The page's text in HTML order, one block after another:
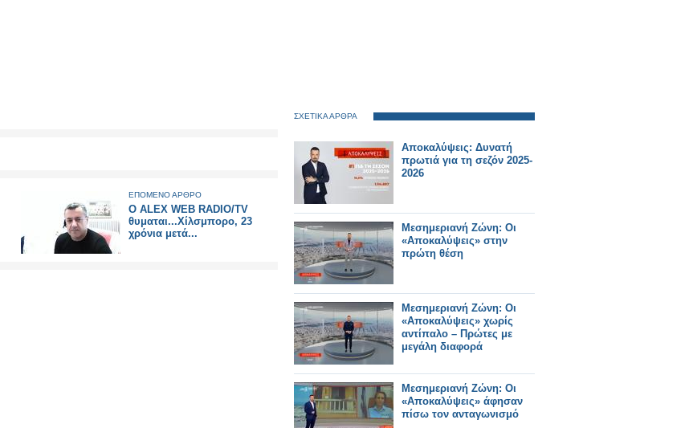
ΕΠΟΜΕΝΟ ΑΡΘΡΟ
O ALEX WEB RADIO/TV
θυμαται...Χίλσμπορο, 23
χρόνια μετά...
ΣΧΕΤΙΚΑ ΑΡΘΡΑ
Αποκαλύψεις: Δυνατή
πρωτιά για τη σεζόν 2025-
2026
Μεσημεριανή Ζώνη: Οι
«Αποκαλύψεις» στην
πρώτη θέση
Μεσημεριανή Ζώνη: Οι
«Αποκαλύψεις» χωρίς
αντίπαλο – Πρώτες με
μεγάλη διαφορά
Μεσημεριανή Ζώνη: Οι
«Αποκαλύψεις» άφησαν
πίσω τον ανταγωνισμό